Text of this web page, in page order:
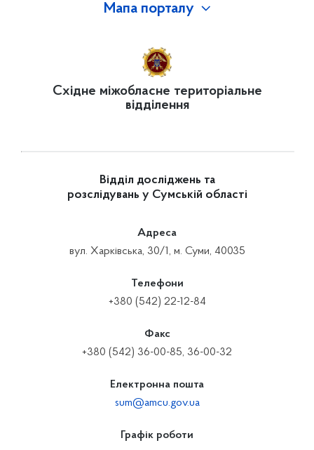
Мапа порталу
Східне міжобласне територіальне
відділення
Відділ досліджень та
розслідувань у Сумській області
Адреса
вул. Харківська, 30/1, м. Суми, 40035
Телефони
+380 (542) 22-12-84
Факс
+380 (542) 36-00-85, 36-00-32
Електронна пошта
sum@amcu.gov.ua
Графік роботи